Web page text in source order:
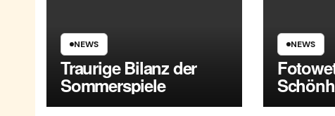
NEWS
Traurige Bilanz der
Sommerspiele
NEWS
Maria